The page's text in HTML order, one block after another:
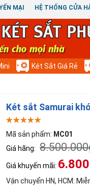
MẠI HỆ THỐNG CỬA
Két Sắt Giá Rẻ
Két sắt Samurai
Mã sản phẩm: MC01
Giá hãng:
Giá khuyến mãi:
Vận chuyển HN, HCM: